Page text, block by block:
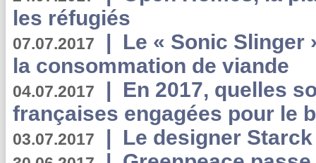
les réfugiés
07.07.2017 | Le « Sonic Slinger
la consommation de viande
04.07.2017 | En 2017, quelles
françaises engagées pour le
03.07.2017 | Le designer